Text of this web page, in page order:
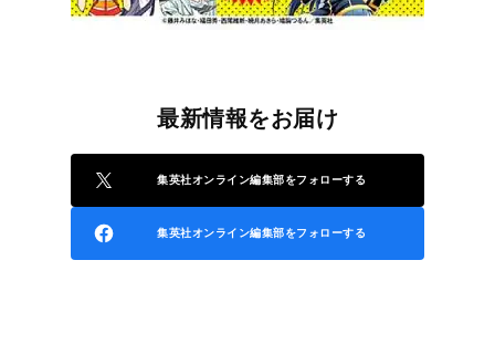
最新情報をお届け
集英社オンライン編集部をフォローする
集英社オンライン編集部をフォローする